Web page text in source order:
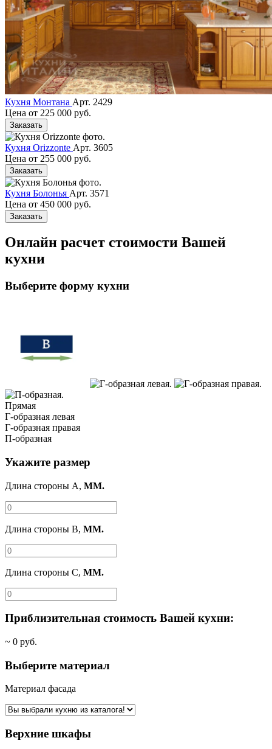
Кухня Монтана Арт. 2429
Цена от 225 000 руб.
Заказать
Кухня Orizzonte Арт. 3605
Цена от 255 000 руб.
Заказать
Кухня Болонья Арт. 3571
Цена от 450 000 руб.
Заказать
Онлайн расчет стоимости Вашей
кухни
Выберите форму кухни
Прямая
Г-образная левая
Г-образная правая
П-образная
Укажите размер
Длина стороны A, ММ.
Длина стороны B, ММ.
Длина стороны C, ММ.
Приблизительная стоимость Вашей кухни:
~ 0 руб.
Выберите материал
Материал фасада
Верхние шкафы